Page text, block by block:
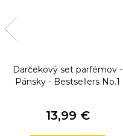
Darčekový set parfémov -
Pánsky - Bestsellers No.1
13,99 €